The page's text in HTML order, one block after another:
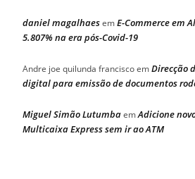
daniel magalhaesemE-Commerce em
5.807% na era pós-Covid-19
Andre joe quilunda franciscoemDirecção
digital para emissão de documentos
Miguel Simão LutumbaemAdicione
Multicaixa Express sem ir ao ATM